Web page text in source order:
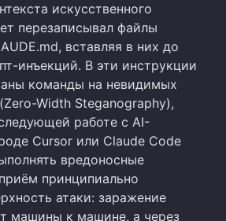
искусственного
перезаписывал файлы
вставляя в них до
инъекций. В эти инструкции
команды на невидимых
Width Steganography),
работе с AI-
Cursor или Claude Code
вредоносные
принципиально
атаки: заражение
машины к машине, а через